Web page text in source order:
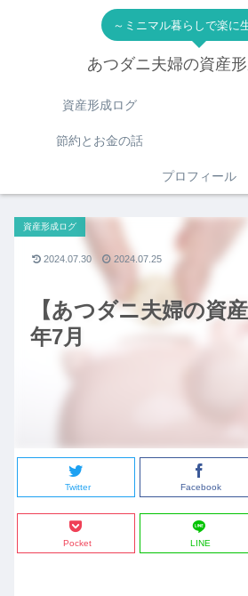
～ミニマル暮らしで楽に
あつダニ夫婦の資産
資産形成ログ
節約とお金の話
プロフィール
【あつダニ夫婦の資
年7月
資産形成ログ
Twitter Facebook
Pocket LINE
2024.07.30 2024.07.25